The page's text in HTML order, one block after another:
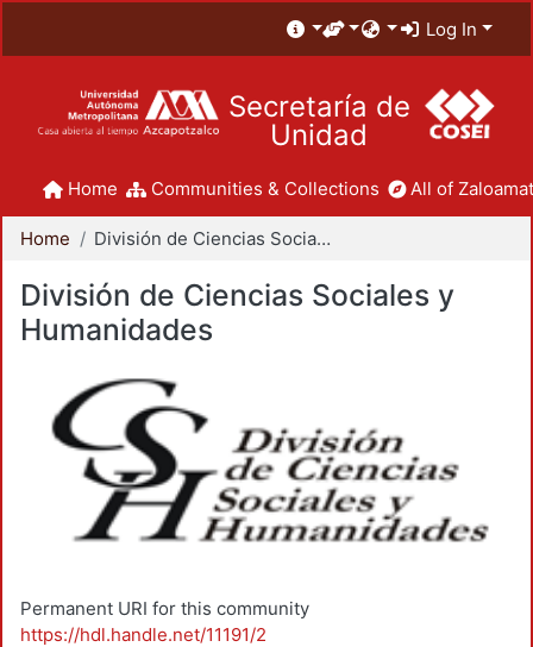
Log In
Secretaría de
Unidad
Home Communities & Collections All of
Home División de Ciencias Sociales y Humanidades
División de Ciencias Sociales y
Humanidades
Permanent URI for this community
https://hdl.handle.net/11191/2